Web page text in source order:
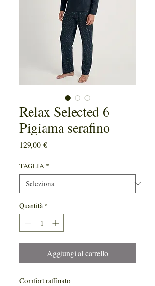
Relax Selected 6
Pigiama serafino
129,00 €Prezzo
TAGLIA *
Quantità *
Aggiungi al carrello
Comfort raffinato